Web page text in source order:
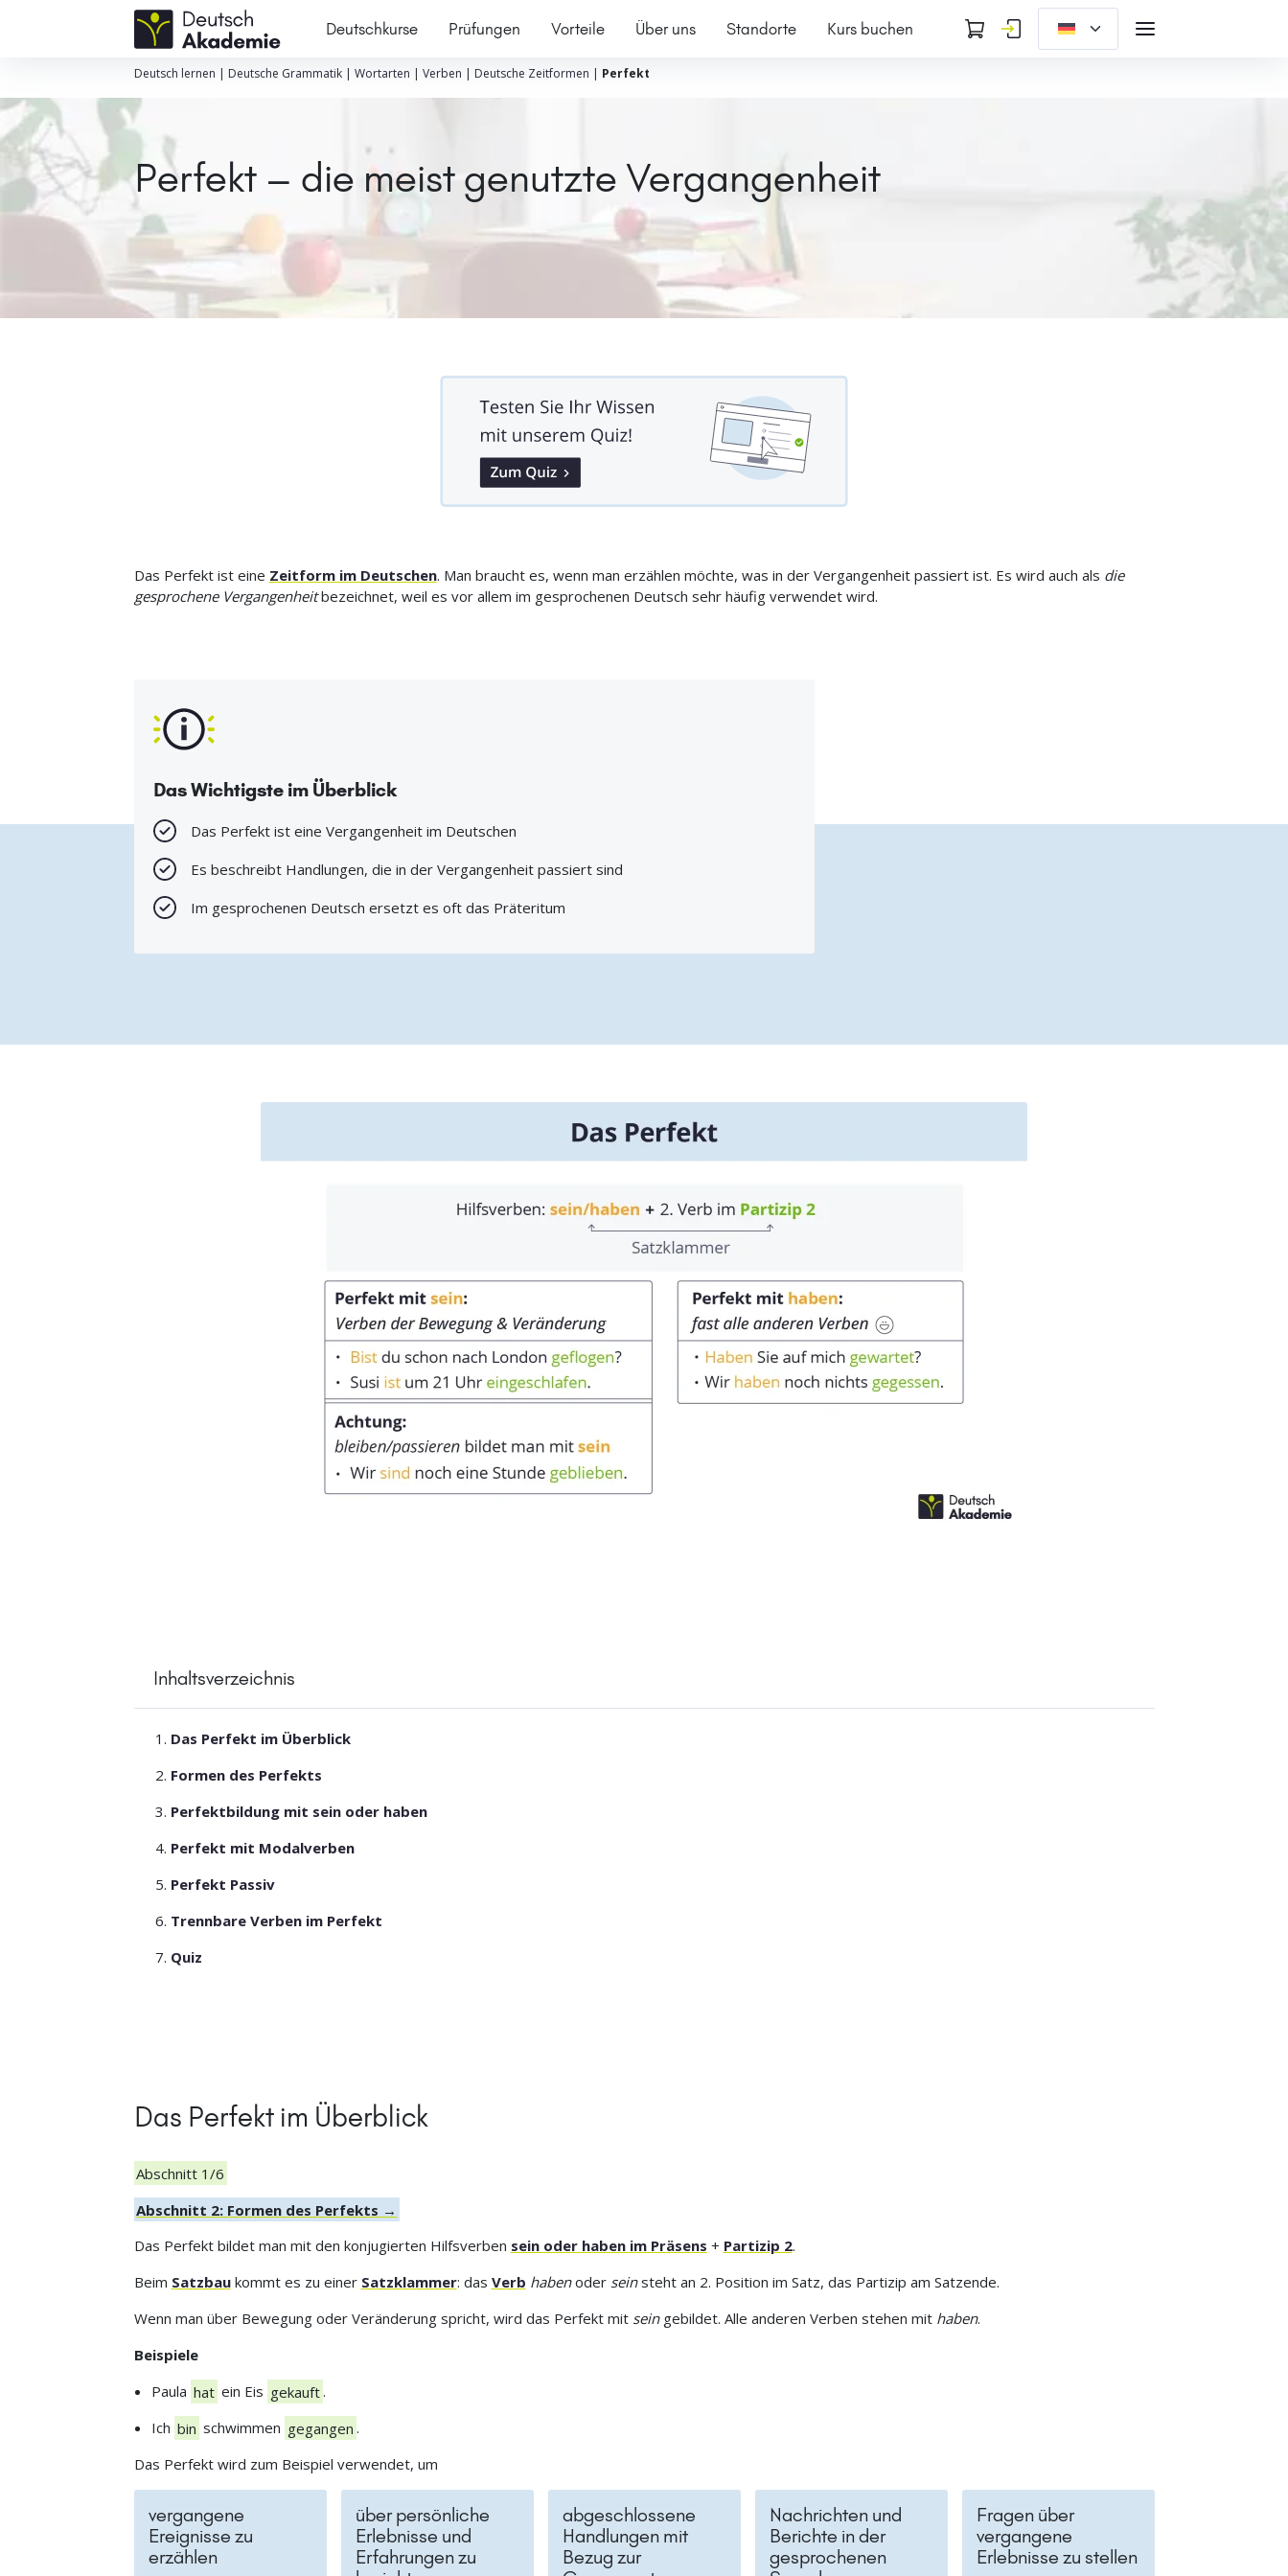
Deutschkurse Prüfungen Vorteile Über uns Standorte Kurs buchen
Deutsch lernen | Deutsche Grammatik| Wortarten | Verben | Deutsche Zeitformen | Perfekt
Perfekt – die meist genutzte Vergangenheit
Das Perfekt ist eine Zeitform im Deutschen. Man braucht es, wenn man erzählen möchte, was in der Vergangenheit passiert ist. Es wird auch als die
gesprochene Vergangenheitbezeichnet, weil es vor allem im gesprochenen Deutsch sehr häufig verwendet wird.
Das Wichtigste im Überblick
Das Perfekt ist eine Vergangenheit im Deutschen
Es beschreibt Handlungen, die in der Vergangenheit passiert sind
Im gesprochenen Deutsch ersetzt es oft das Präteritum
Inhaltsverzeichnis
Das Perfekt im Überblick
Formen des Perfekts
Perfektbildung mit sein oder haben
Perfekt mit Modalverben
Perfekt Passiv
Trennbare Verben im Perfekt
Quiz
Das Perfekt im Überblick
Abschnitt 1/6
Abschnitt 2: Formen des Perfekts →
Das Perfekt bildet man mit den konjugierten Hilfsverben sein oder haben im Präsens + Partizip 2.
Beim Satzbaukommt es zu einer Satzklammer: das Verb habenoder seinsteht an 2. Position im Satz, das Partizip am Satzende.
Wenn man über Bewegung oder Veränderung spricht, wird das Perfekt mit seingebildet. Alle anderen Verben stehen mit haben.
Beispiele
Paula hat ein Eis gekauft.
Ich bin schwimmen gegangen .
Das Perfekt wird zum Beispiel verwendet, um
vergangene
Ereignisse zu
erzählen
über persönliche
Erlebnisse und
Erfahrungen zu
abgeschlossene
Handlungen mit
Bezug zur
Nachrichten und
Berichte in der
gesprochenen
Fragen über
vergangene
Erlebnisse zu stellen